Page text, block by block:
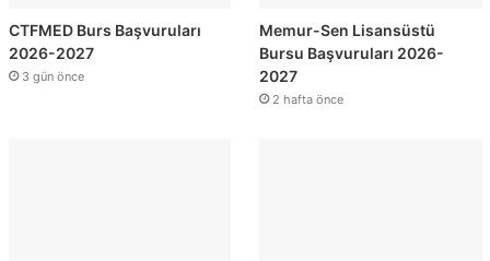
CTFMED Burs Başvuruları
2026-2027
3 gün önce
Memur-Sen Lisansüstü
Bursu Başvuruları 2026-
2027
2 hafta önce